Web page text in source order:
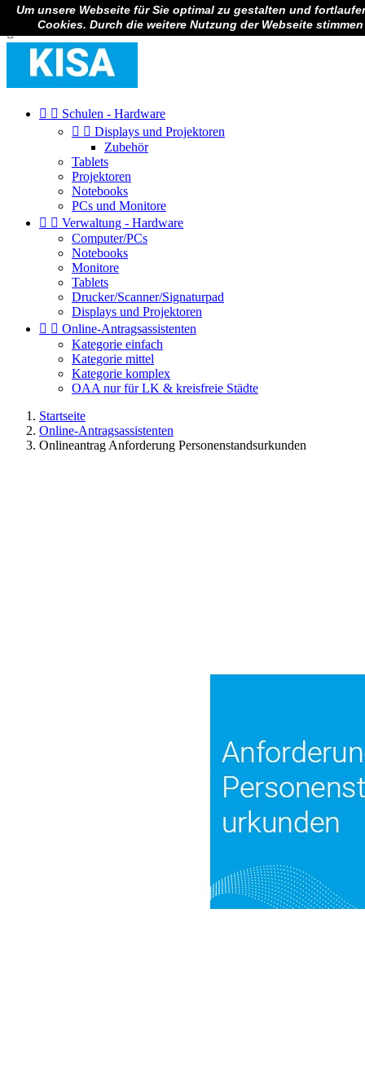
Um unsere Webseite für Sie optimal zu gestalten und
Cookies. Durch die weitere Nutzung der Webseite
Anmelden

  Schulen - Hardware
  Displays und Projektoren
Zubehör
Tablets
Projektoren
Notebooks
PCs und Monitore
  Verwaltung - Hardware
Computer/PCs
Notebooks
Monitore
Tablets
Drucker/Scanner/Signaturpad
Displays und Projektoren
  Online-Antragsassistenten
Kategorie einfach
Kategorie mittel
Kategorie komplex
OAA nur für LK & kreisfreie Städte
Startseite
Online-Antragsassistenten
Onlineantrag Anforderung Personenstandsurkunden